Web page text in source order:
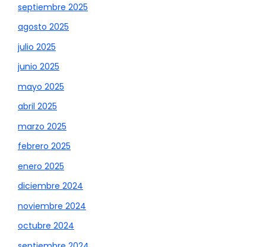
septiembre 2025
agosto 2025
julio 2025
junio 2025
mayo 2025
abril 2025
marzo 2025
febrero 2025
enero 2025
diciembre 2024
noviembre 2024
octubre 2024